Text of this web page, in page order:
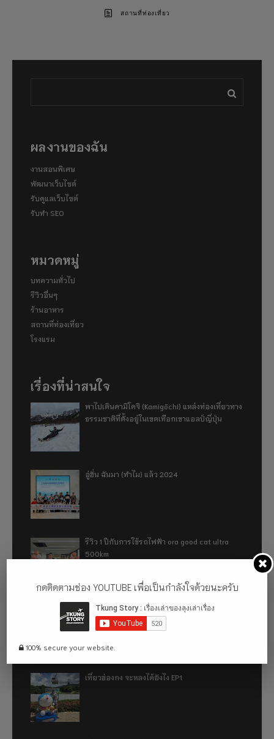
สถานที่ท่องเที่ยว
ผลงานของฉัน
งานสอนพิเศษ
พัฒนาเว็บไซต์
รับดูแลเว็บไซต์
รับทำ SEO
หมวดหมู่
บทความทั่วไป
รีวิวอื่นๆ
ร้านอาหาร
สถานที่ท่องเที่ยว
โรงแรม
เรื่องที่น่าสนใจ
พาไปเดินคามิโคจิ (Kamigōchi) แหล่งท่องเที่ยวทาง
ธรรมชาติที่ตั้งอยู่ในเขตเทือกเขาแอลป์ญี่ปุ่น
อู่ฮั่น ฉันมา (ทำไม) แล้ว 2024
รีวิว 1 ปีกับการใช้รถไฟฟ้า ora good cat ultra
500km
เที่ยวฮ่องกง จะหลงได้ยังไง EP2
เที่ยวฮ่องกง จะหลงได้ยังไง EP1
กดติดตามช่อง YOUTUBE เพื่อเป็นกำลังใจด้วยนะครับ
100% secure your website.